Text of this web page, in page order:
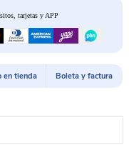
tarjetas y APP
en tienda Boleta y factura